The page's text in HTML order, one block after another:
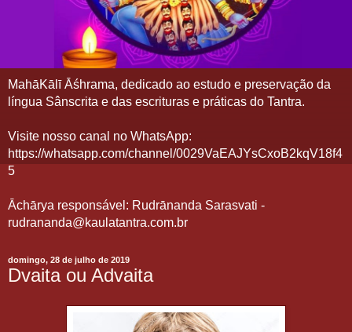
MahāKālī Āśhrama, dedicado ao estudo e preservação da
língua Sânscrita e das escrituras e práticas do Tantra.
Visite nosso canal no WhatsApp:
https://whatsapp.com/channel/0029VaEAJYsCxoB2kqV18f4
5
Āchārya responsável: Rudrānanda Sarasvati -
rudrananda@kaulatantra.com.br
domingo, 28 de julho de 2019
Dvaita ou Advaita